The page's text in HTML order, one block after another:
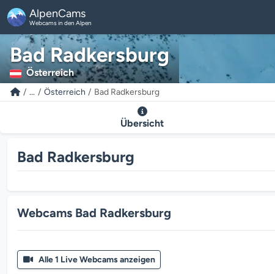
AlpenCams
Webcams in den Alpen
Bad Radkersburg
Österreich
... Österreich Bad Radkersburg
Übersicht
Bad Radkersburg
Webcams Bad Radkersburg
Alle 1 Live Webcams anzeigen